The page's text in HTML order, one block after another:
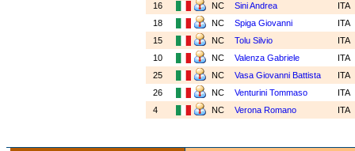
16
NC Sini Andrea
ITA
18
NC Spiga Giovanni
ITA
15
NC Tolu Silvio
ITA
10
NC Valenza Gabriele
ITA
25
NC Vasa Giovanni Battista
ITA
26
NC Venturini Tommaso
ITA
4
NC Verona Romano ITA